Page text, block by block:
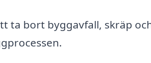
ta bort byggavfall, skräp